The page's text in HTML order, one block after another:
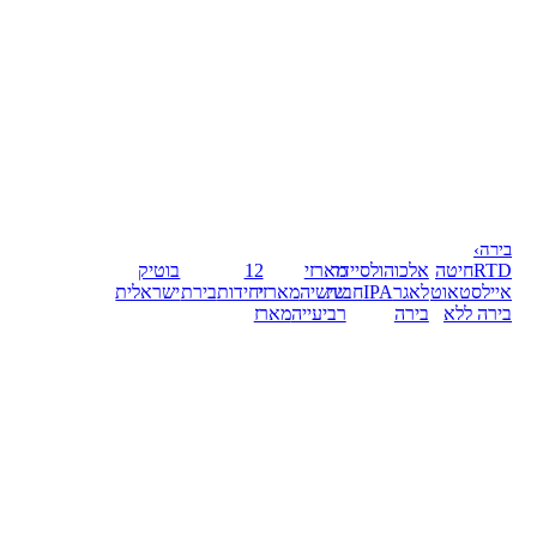
בירה›
RTDחיטה
איילסטאוט
בירה ללא
אלכוהולסיידר
לאגרIPAחבית
בירה
מארזי
שישיהמארזי
רביעייהמארז
12
יחידותבירת
בוטיק
ישראלית